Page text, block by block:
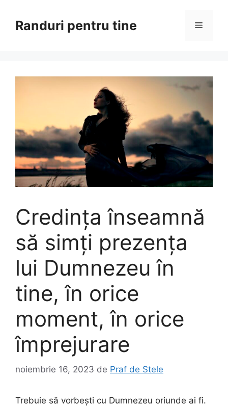
conținutRanduri pentru tine Meniu
Credința înseamnă
să simți prezența
lui Dumnezeu în
tine, în orice
moment, în orice
împrejurare
noiembrie 16, 2023 de Praf de Stele
Trebuie să vorbești cu Dumnezeu oriunde ai fi.